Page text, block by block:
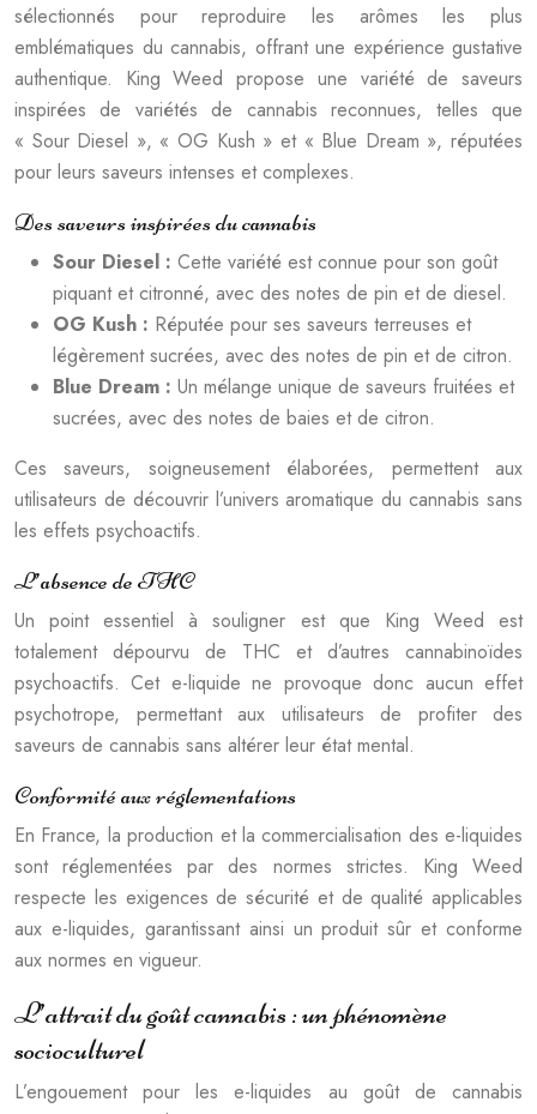
sélectionnés pour reproduire les arômes les plus
emblématiques du cannabis, offrant une expérience gustative
authentique. King Weed propose une variété de saveurs
inspirées de variétés de cannabis reconnues, telles que
« Sour Diesel », « OG Kush » et « Blue Dream », réputées
pour leurs saveurs intenses et complexes.
Des saveurs inspirées du cannabis
Sour Diesel : Cette variété est connue pour son goût
piquant et citronné, avec des notes de pin et de diesel.
OG Kush : Réputée pour ses saveurs terreuses et
légèrement sucrées, avec des notes de pin et de citron.
Blue Dream : Un mélange unique de saveurs fruitées et
sucrées, avec des notes de baies et de citron.
Ces saveurs, soigneusement élaborées, permettent aux
utilisateurs de découvrir l’univers aromatique du cannabis sans
les effets psychoactifs.
L’absence de THC
Un point essentiel à souligner est que King Weed est
totalement dépourvu de THC et d’autres cannabinoïdes
psychoactifs. Cet e-liquide ne provoque donc aucun effet
psychotrope, permettant aux utilisateurs de profiter des
saveurs de cannabis sans altérer leur état mental.
Conformité aux réglementations
En France, la production et la commercialisation des e-liquides
sont réglementées par des normes strictes. King Weed
respecte les exigences de sécurité et de qualité applicables
aux e-liquides, garantissant ainsi un produit sûr et conforme
aux normes en vigueur.
L’attrait du goût cannabis : un phénomène
socioculturel
L’engouement pour les e-liquides au goût de cannabis